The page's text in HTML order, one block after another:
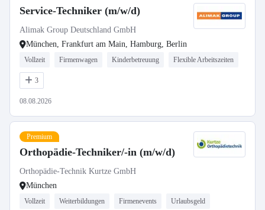
Service-Techniker (m/w/d)
Alimak Group Deutschland GmbH
München, Frankfurt am Main, Hamburg, Berlin
Vollzeit Firmenwagen Kinderbetreuung Flexible Arbeitszeiten
3
08.08.2026
Premium
Orthopädie-Techniker/-in (m/w/d)
Orthopädie-Technik Kurtze GmbH
München
Vollzeit Weiterbildungen Firmenevents Urlaubsgeld